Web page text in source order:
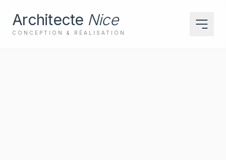
Architecte Nice
CONCEPTION & RÉALISATION